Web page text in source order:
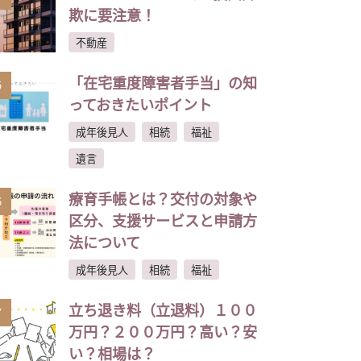
欺に要注意！
不動産
「在宅重度障害者手当」の知
っておきたいポイント
成年後見人 相続
福祉
遺言
療育手帳とは？交付の対象や
区分、支援サービスと申請方
法について
成年後見人 相続 福祉
立ち退き料（立退料）１００
万円？２００万円？高い？安
い？相場は？